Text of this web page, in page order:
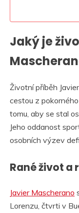
Jaký je
Životní příběh
cestou z
tomu, aby se stal
Jeho oddanost
osobních výzev
Rané život a
Javier Mascherano
Lorenzu, čtvrti v